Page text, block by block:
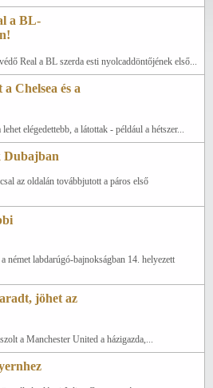
a BL-
Real a BL szerda esti nyolcaddöntőjének első...
Chelsea és a
elégedettebb, a látottak - például a hétszer...
Dubajban
az oldalán továbbjutott a páros első
német labdarúgó-bajnokságban 14. helyezett
jöhet az
a Manchester United a házigazda,...